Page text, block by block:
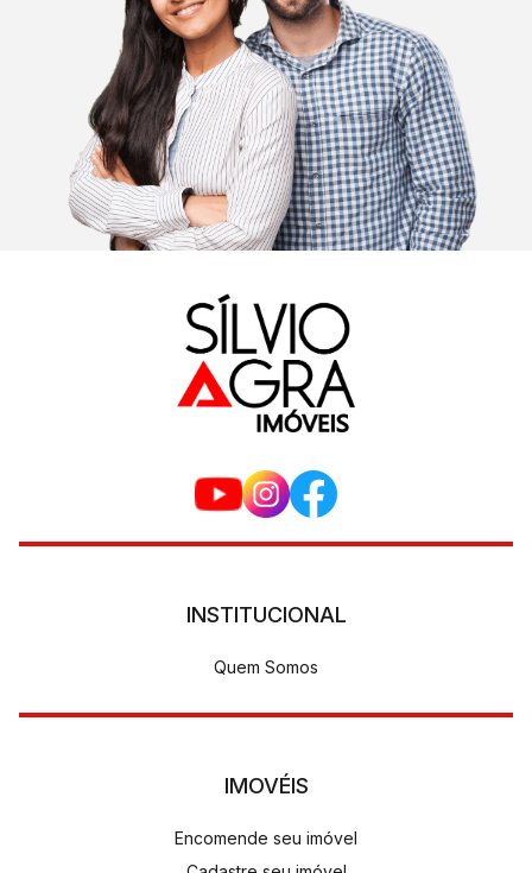
INSTITUCIONAL
Quem Somos
IMOVÉIS
Encomende seu imóvel